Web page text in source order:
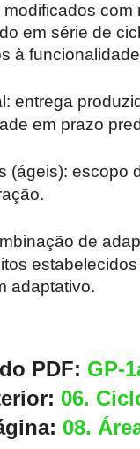
em série de
à
entrega
em prazo
(ágeis): escopo
de
adaptativo.
PDF: GP-
06.
08.